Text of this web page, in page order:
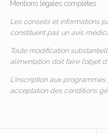
Mentions légales complètes
Les conseils et informations
constituent pas un avis
Toute modification
alimentation doit faire l’objet
L’inscription aux
acceptation des conditions